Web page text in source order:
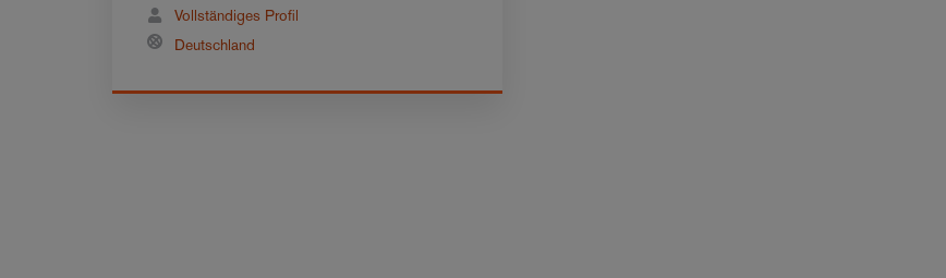
Vollständiges Profil
Deutschland